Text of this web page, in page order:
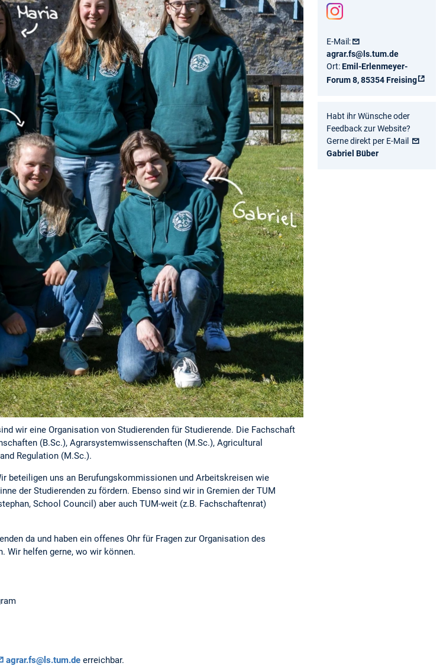
wir eine Organisation von Studierenden für Studierende. Die Fachschaft
(B.Sc.), Agrarsystemwissenschaften (M.Sc.), Agricultural
Regulation (M.Sc.).
beteiligen uns an Berufungskommissionen und Arbeitskreisen wie
der Studierenden zu fördern. Ebenso sind wir in Gremien der TUM
School Council) aber auch TUM-weit (z.B. Fachschaftenrat)
da und haben ein offenes Ohr für Fragen zur Organisation des
Wir helfen gerne, wo wir können.
agrar.fs@ls.tum.deerreichbar.
agr
am
E-Mail:
agrar.fs@ls.tum.de
Ort:Emil-Erlenmeyer-
Forum 8, 85354 Freising
Habt ihr Wünsche oder
Feedback zur Website?
Gerne direkt per E-Mail
Gabriel Büber